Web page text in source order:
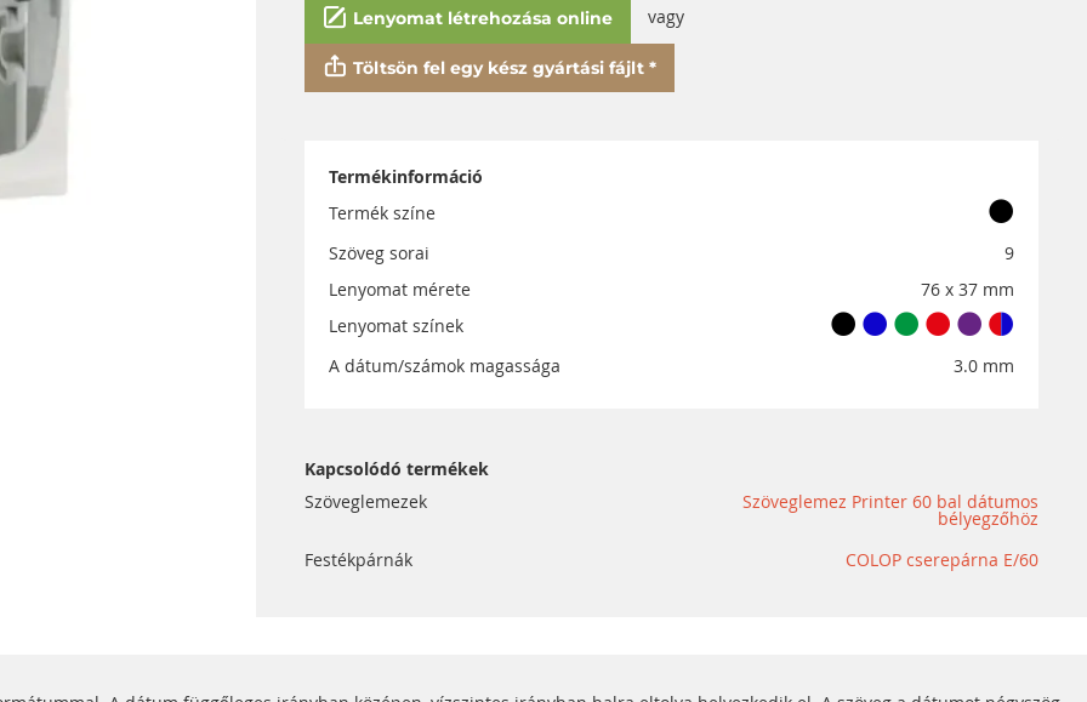
Lenyomat létrehozása online vagy
Töltsön fel egy kész gyártási fájlt *
Termékinformáció
Termék színe
Szöveg sorai
9
Lenyomat mérete
76 x 37 mm
Lenyomat színek
A dátum/számok magassága
3.0 mm
Kapcsolódó termékek
Szöveglemezek
Szöveglemez Printer 60 bal dátumos
bélyegzőhöz
Festékpárnák
COLOP cserepárna E/60